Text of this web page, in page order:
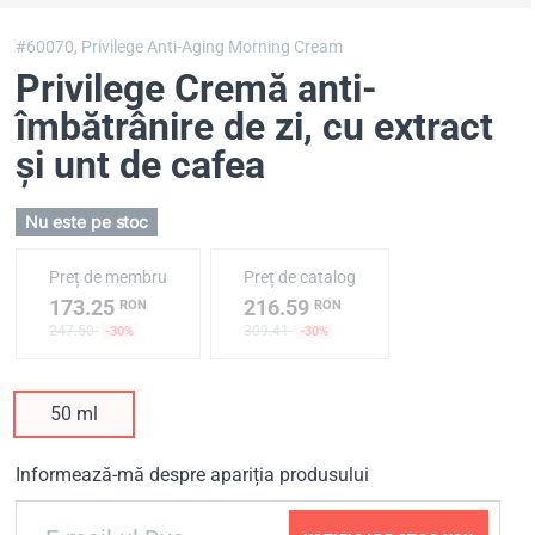
#60070, Privilege Anti-Aging Morning Cream
Privilege Cremă anti-
îmbătrânire de zi, cu extract
și unt de cafea
Nu este pe stoc
Preț de membru
173.25 RON
247.50 -30%
Preț de catalog
216.59RON
309.41 -30%
50 ml
Informează-mă despre apariția produsului